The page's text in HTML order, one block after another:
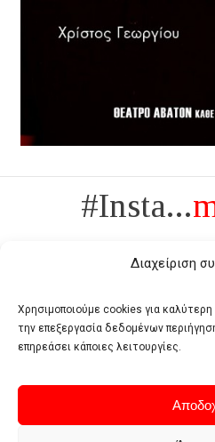
Διαχείριση
Χρησιμοποιούμε cookies για καλύτερη
την επεξεργασία δεδομένων
επηρεάσει κάποιες λειτουργίες.
#Insta...
Πολυτέλεια δεν είναι το αντίθετο της